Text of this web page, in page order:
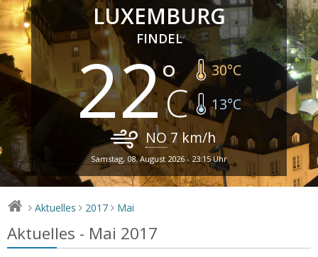
LUXEMBURG
FINDEL
22 30°C
13°C
NO7 km/h
Samstag, 08. August 2026 - 23:15 Uhr
> Aktuelles > 2017 > Mai
Aktuelles - Mai 2017